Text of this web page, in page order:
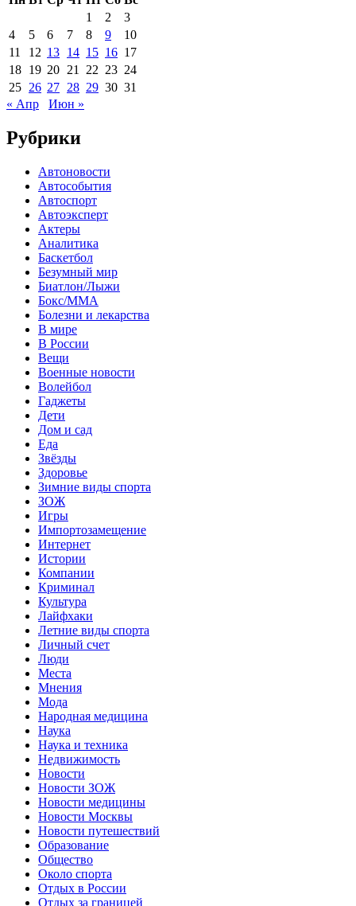
1
2
3
4
5 6 7 8 9
10
11
12 13 14 15 16 17
18 19 20 21 22 23 24
25 26 27 28 29 30 31
« Апр
Июн »
Рубрики
Автоновости
Автособытия
Автоспорт
Автоэксперт
Актеры
Аналитика
Баскетбол
Безумный мир
Биатлон/Лыжи
Бокс/MMA
Болезни и лекарства
В мире
В России
Вещи
Военные новости
Волейбол
Гаджеты
Дети
Дом и сад
Еда
Звёзды
Здоровье
Зимние виды спорта
ЗОЖ
Игры
Импортозамещение
Интернет
Истории
Компании
Криминал
Культура
Лайфхаки
Летние виды спорта
Личный счет
Люди
Места
Мнения
Мода
Народная медицина
Наука
Наука и техника
Недвижимость
Новости
Новости ЗОЖ
Новости медицины
Новости Москвы
Новости путешествий
Образование
Общество
Около спорта
Отдых в России
Отдых за границей